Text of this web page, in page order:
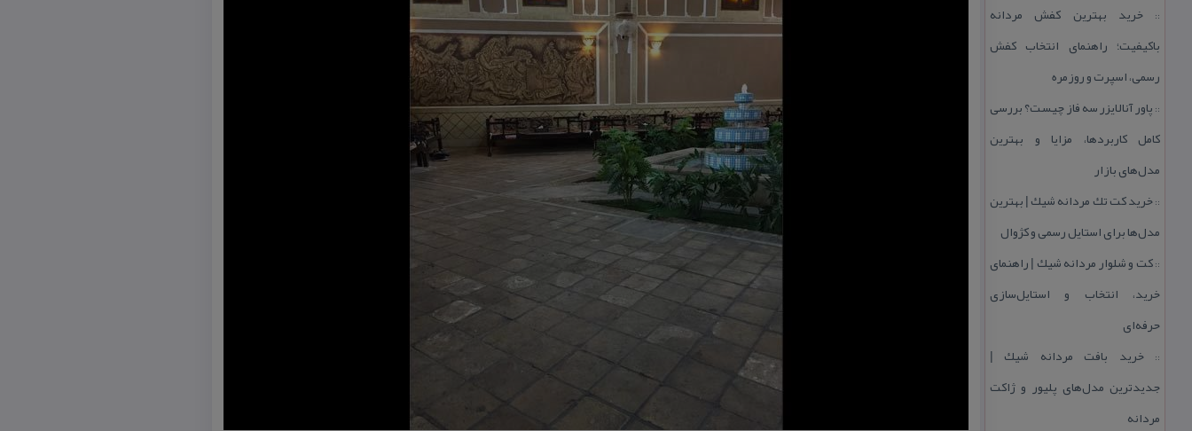
::خرید بهترین كفش مردانه
باكیفیت؛ راهنمای انتخاب كفش
رسمی، اسپرت و روزمره
:: پاور آنالایزر سه فاز چیست؟ بررسی
كامل كاربردها، مزایا و بهترین
مدل‌های بازار
::خرید كت تك مردانه شیك | بهترین
مدل‌ها برای استایل رسمی و كژوال
::كت و شلوار مردانه شیك | راهنمای
خرید، انتخاب و استایل‌سازی
حرفه‌ای
::خرید بافت مردانه شیك |
جدیدترین مدل‌های پلیور و ژاكت
مردانه